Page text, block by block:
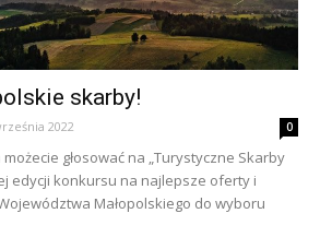
skarby!
2022 0
głosować na „Turystyczne Skarby
edycji konkursu na najlepsze oferty i
Małopolskiego do wyboru